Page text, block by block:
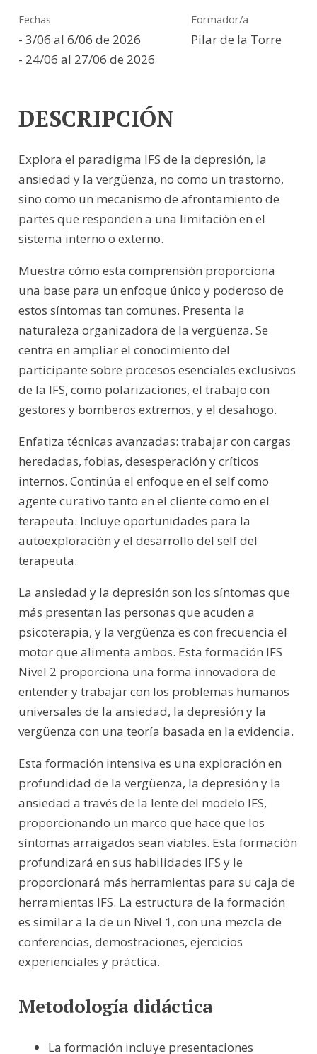
Fechas
- 3/06 al 6/06 de 2026
- 24/06 al 27/06 de 2026
Formador/a
Pilar de la Torre
DESCRIPCIÓN
Explora el paradigma IFS de la depresión, la
ansiedad y la vergüenza, no como un trastorno,
sino como un mecanismo de afrontamiento de
partes que responden a una limitación en el
sistema interno o externo.
Muestra cómo esta comprensión proporciona
una base para un enfoque único y poderoso de
estos síntomas tan comunes. Presenta la
naturaleza organizadora de la vergüenza. Se
centra en ampliar el conocimiento del
participante sobre procesos esenciales exclusivos
de la IFS, como polarizaciones, el trabajo con
gestores y bomberos extremos, y el desahogo.
Enfatiza técnicas avanzadas: trabajar con cargas
heredadas, fobias, desesperación y críticos
internos. Continúa el enfoque en el self como
agente curativo tanto en el cliente como en el
terapeuta. Incluye oportunidades para la
autoexploración y el desarrollo del self del
terapeuta.
La ansiedad y la depresión son los síntomas que
más presentan las personas que acuden a
psicoterapia, y la vergüenza es con frecuencia el
motor que alimenta ambos. Esta formación IFS
Nivel 2 proporciona una forma innovadora de
entender y trabajar con los problemas humanos
universales de la ansiedad, la depresión y la
vergüenza con una teoría basada en la evidencia.
Esta formación intensiva es una exploración en
profundidad de la vergüenza, la depresión y la
ansiedad a través de la lente del modelo IFS,
proporcionando un marco que hace que los
síntomas arraigados sean viables. Esta formación
profundizará en sus habilidades IFS y le
proporcionará más herramientas para su caja de
herramientas IFS. La estructura de la formación
es similar a la de un Nivel 1, con una mezcla de
conferencias, demostraciones, ejercicios
experienciales y práctica.
Metodología didáctica
La formación incluye presentaciones